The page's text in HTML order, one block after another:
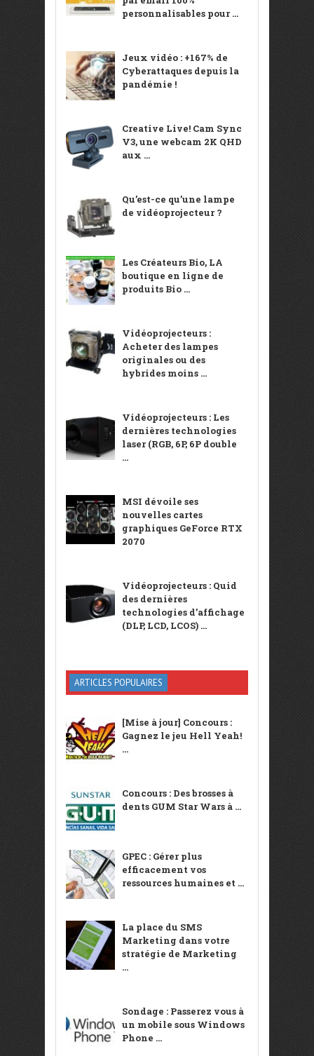
personnalisables pour ...
Jeux vidéo : +167% de
Cyberattaques depuis la
pandémie !
Creative Live! Cam Sync
V3, une webcam 2K QHD
aux ...
Qu’est-ce qu’une lampe
de vidéoprojecteur ?
Les Créateurs Bio, LA
boutique en ligne de
produits Bio ...
Vidéoprojecteurs :
Acheter des lampes
originales ou des
hybrides moins ...
Vidéoprojecteurs : Les
dernières technologies
laser (RGB, 6P, 6P double
...
MSI dévoile ses
nouvelles cartes
graphiques GeForce RTX
2070
Vidéoprojecteurs : Quid
des dernières
technologies d’affichage
(DLP, LCD, LCOS) ...
ARTICLES POPULAIRES
[Mise à jour] Concours :
Gagnez le jeu Hell Yeah!
...
Concours : Des brosses à
dents GUM Star Wars à ...
GPEC : Gérer plus
efficacement vos
ressources humaines et ...
La place du SMS
Marketing dans votre
stratégie de Marketing
...
Sondage : Passerez vous à
un mobile sous Windows
Phone ...